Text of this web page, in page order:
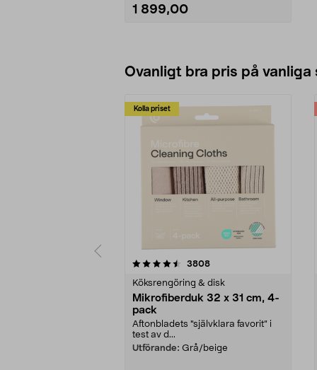
lång livslängd.
• Passar i det lilla hemmet såväl
1 899,00
Ovanligt bra pris på vanliga
Kolla priset
3808recensioner
Köksrengöring & disk
Mikrofiberduk 32 x 31 cm, 4-
pack
Aftonbladets "självklara favorit” i
test av d...
Utförande: Grå/beige
4.0av 5 stjärnor